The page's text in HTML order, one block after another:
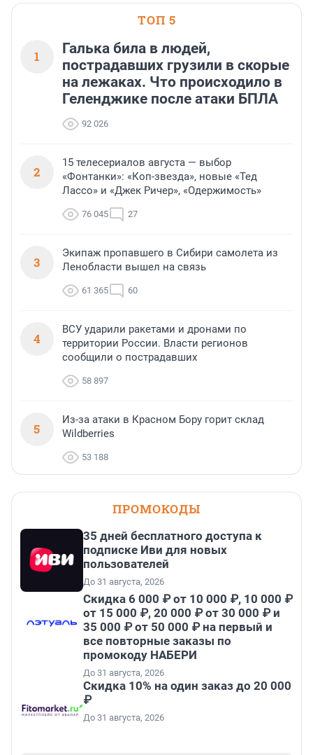
ТОП 5
1
Галька била в людей,
пострадавших грузили в скорые
на лежаках. Что происходило в
Геленджике после атаки БПЛА
92 026
2
15 телесериалов августа — выбор
«Фонтанки»: «Коп-звезда», новые «Тед
Лассо» и «Джек Ричер», «Одержимость»
76 045 27
3
Экипаж пропавшего в Сибири самолета из
Ленобласти вышел на связь
61 365 60
4
ВСУ ударили ракетами и дронами по
территории России. Власти регионов
сообщили о пострадавших
58 897
5
Из-за атаки в Красном Бору горит склад
Wildberries
53 188
ПРОМОКОДЫ
35 дней бесплатного доступа к
подписке Иви для новых
пользователей
До 31 августа, 2026
Скидка 6 000 ₽ от 10 000 ₽, 10 000 ₽
от 15 000 ₽, 20 000 ₽ от 30 000 ₽ и
35 000 ₽ от 50 000 ₽ на первый и
все повторные заказы по
промокоду НАБЕРИ
До 31 августа, 2026
Скидка 10% на один заказ до 20 000
₽
До 31 августа, 2026